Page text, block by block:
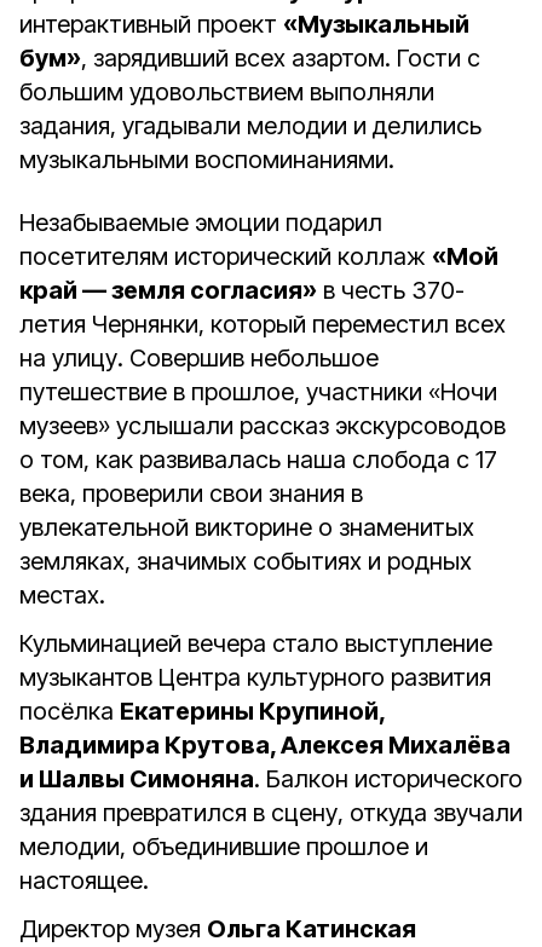
интерактивный проект «Музыкальный
бум», зарядивший всех азартом. Гости с
большим удовольствием выполняли
задания, угадывали мелодии и делились
музыкальными воспоминаниями.
Незабываемые эмоции подарил
посетителям исторический коллаж «Мой
край — земля согласия» в честь 370-
летия Чернянки, который переместил всех
на улицу. Совершив небольшое
путешествие в прошлое, участники «Ночи
музеев» услышали рассказ экскурсоводов
о том, как развивалась наша слобода с 17
века, проверили свои знания в
увлекательной викторине о знаменитых
земляках, значимых событиях и родных
местах.
Кульминацией вечера стало выступление
музыкантов Центра культурного развития
посёлка Екатерины Крупиной,
Владимира Крутова, Алексея Михалёва
и Шалвы Симоняна. Балкон исторического
здания превратился в сцену, откуда звучали
мелодии, объединившие прошлое и
настоящее.
Директор музея Ольга Катинская